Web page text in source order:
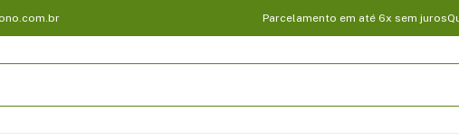
Parcelamento em até 6x sem juros